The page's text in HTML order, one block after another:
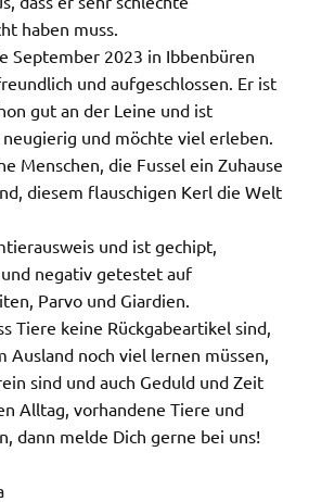
haben muss.
September 2023 in Ibbenbüren
und aufgeschlossen. Er ist
gut an der Leine und ist
und möchte viel erleben.
Menschen, die Fussel ein Zuhause
diesem flauschigen Kerl die Welt
und ist gechipt,
negativ getestet auf
Parvo und Giardien.
Tiere keine Rückgabeartikel sind,
Ausland noch viel lernen müssen,
sind und auch Geduld und Zeit
Alltag, vorhandene Tiere und
dann melde Dich gerne bei uns!